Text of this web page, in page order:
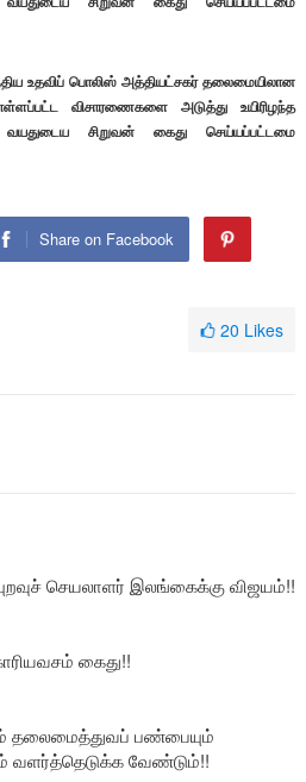
உதவிப் பொலிஸ் அத்தியட்சகர் தலைமையிலான
விசாரணைகளை அடுத்து உயிரிழந்த
சிறுவன் கைது செய்யப்பட்டமை
Share on Facebook
20 Likes
செயலாளர் இலங்கைக்கு விஜயம்!!
கைது!!
தலைமைத்துவப் பண்பையும்
வளர்த்தெடுக்க வேண்டும்!!